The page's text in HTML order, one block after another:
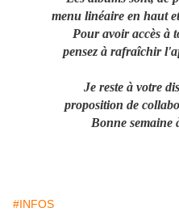
menu linéaire en haut
Pour avoir accès à
pensez à rafraîchir
Je reste à votre
proposition de
Bonne semaine
#INFOS